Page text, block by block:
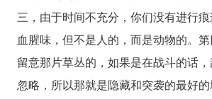
三，由于时间不充分，你们没有进行
血腥味，但不是人的，而是动物的。
留意那片草丛的，如果是在战斗的话
忽略，所以那就是隐藏和突袭的最好的